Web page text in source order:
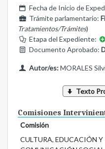
Fecha de Inicio de
Trámite parlamentario:
Tratamientos/Trámites)
Etapa del Expediente:
Documento Aprobado:
Autor/es:MORALES
Texto
Comisiones
Comisión
CULTURA, EDUCACIÓN Y